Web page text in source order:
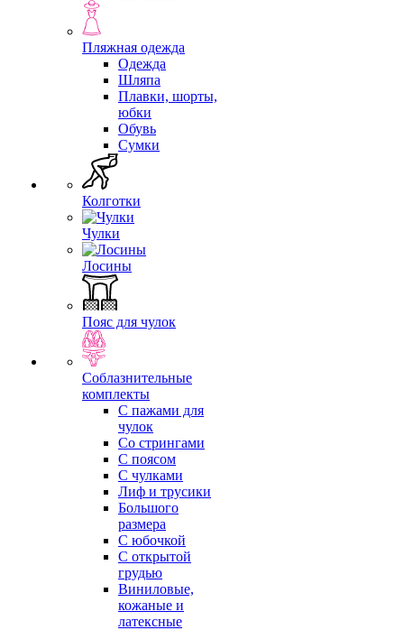
Пляжная одежда
Одежда
Шляпа
Плавки, шорты,
юбки
Обувь
Сумки
Колготки
Чулки
Лосины
Пояс для чулок
Соблазнительные
комплекты
С пажами для
чулок
Со стрингами
С поясом
С чулками
Лиф и трусики
Большого
размера
С юбочкой
С открытой
грудью
Виниловые,
кожаные и
латексные